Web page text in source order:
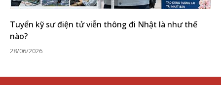
Tuyển kỹ sư điện tử viễn thông đi Nhật là như thế
nào?
28/06/2026